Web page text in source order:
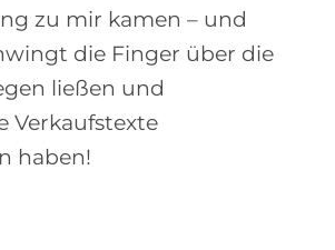
zu mir kamen – und
die Finger über die
ließen und
Verkaufstexte
haben!